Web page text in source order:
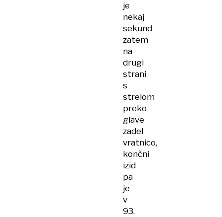
je
nekaj
sekund
zatem
na
drugi
strani
s
strelom
preko
glave
zadel
vratnico,
končni
izid
pa
je
v
93.